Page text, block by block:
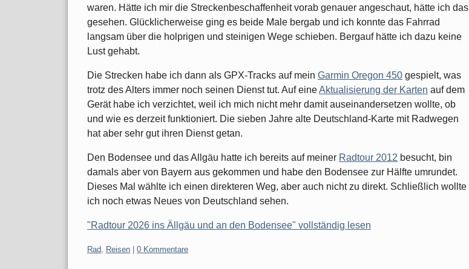
waren. Hätte ich mir die Streckenbeschaffenheit vorab genauer angeschaut, hätte ich das
gesehen. Glücklicherweise ging es beide Male bergab und ich konnte das Fahrrad
langsam über die holprigen und steinigen Wege schieben. Bergauf hätte ich dazu keine
Lust gehabt.
Die Strecken habe ich dann als GPX-Tracks auf mein Garmin Oregon 450 gespielt, was
trotz des Alters immer noch seinen Dienst tut. Auf eineAktualisierung der Karten auf dem
Gerät habe ich verzichtet, weil ich mich nicht mehr damit auseinandersetzen wollte, ob
und wie es derzeit funktioniert. Die sieben Jahre alte Deutschland-Karte mit Radwegen
hat aber sehr gut ihren Dienst getan.
Den Bodensee und das Allgäu hatte ich bereits auf meiner Radtour 2012 besucht, bin
damals aber von Bayern aus gekommen und habe den Bodensee zur Hälfte umrundet.
Dieses Mal wählte ich einen direkteren Weg, aber auch nicht zu direkt. Schließlich wollte
ich noch etwas Neues von Deutschland sehen.
"Radtour 2026 ins Ällgäu und an den Bodensee" vollständig lesen
Kategorien:
Rad Reisen | 0 Kommentare